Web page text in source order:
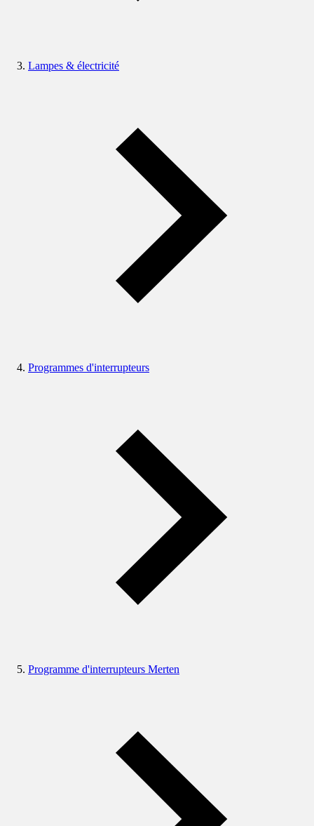
Lampes & électricité
Programmes d'interrupteurs
Programme d'interrupteurs Merten